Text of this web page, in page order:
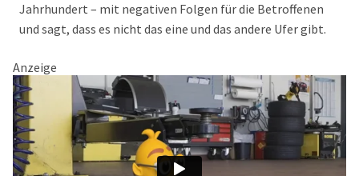
Jahrhundert – mit negativen Folgen für die Betroffenen
und sagt, dass es nicht das eine und das andere Ufer gibt.
Anzeige